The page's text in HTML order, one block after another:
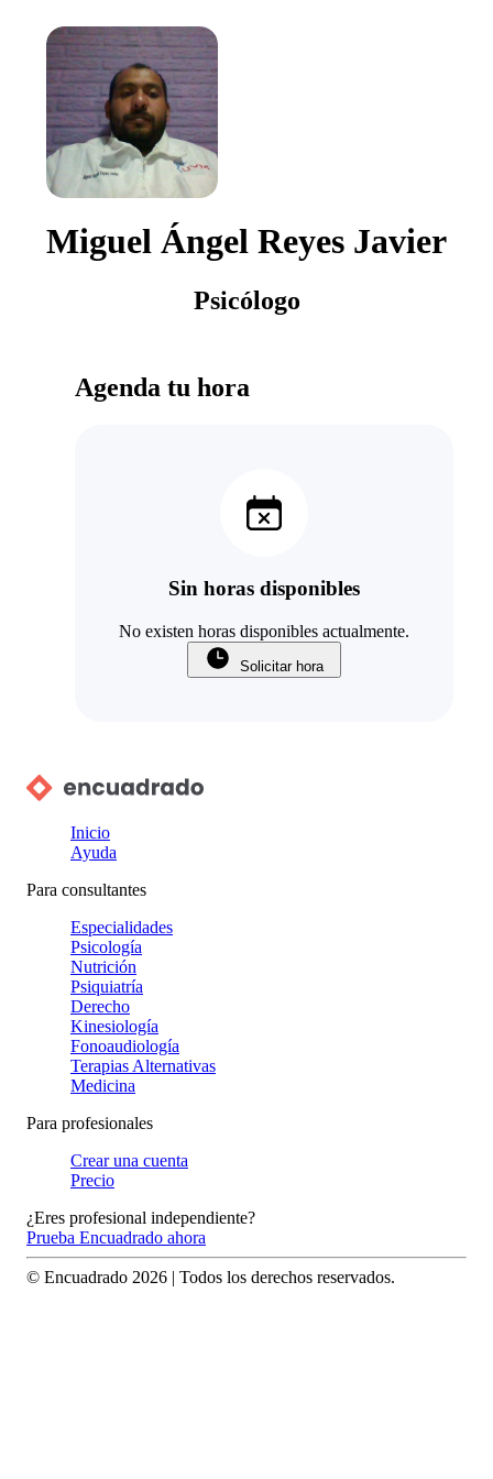
Miguel Ángel Reyes Javier
Psicólogo
Agenda tu hora
Sin horas disponibles
No existen horas disponibles actualmente.
Solicitar hora
Inicio
Ayuda
Para consultantes
Especialidades
Psicología
Nutrición
Psiquiatría
Derecho
Kinesiología
Fonoaudiología
Terapias Alternativas
Medicina
Para profesionales
Crear una cuenta
Precio
¿Eres profesional independiente?
Prueba Encuadrado ahora
© Encuadrado 2026 | Todos los derechos reservados.